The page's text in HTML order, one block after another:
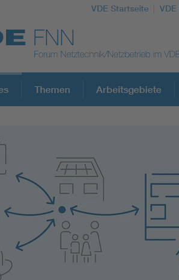
VDE Startseite
Digital Trust
Themen Arbeitsgebiete